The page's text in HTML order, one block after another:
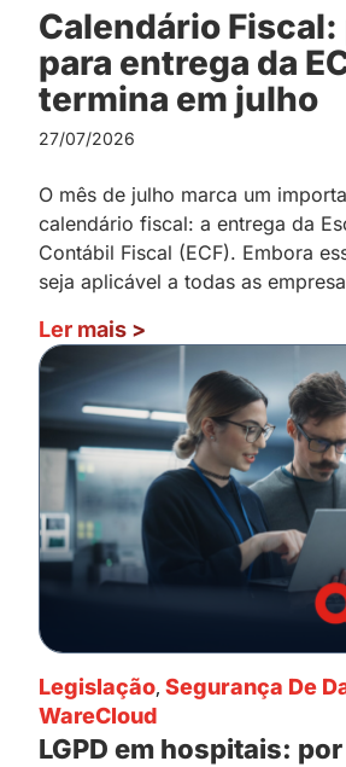
Calendário Fiscal:
para entrega da
termina em julho
27/07/2026
O mês de julho marca um
calendário fiscal: a entrega da
Contábil Fiscal (ECF). Embora
seja aplicável a todas as
Ler mais >
Legislação, Segurança De
WareCloud
LGPD em hospitais: